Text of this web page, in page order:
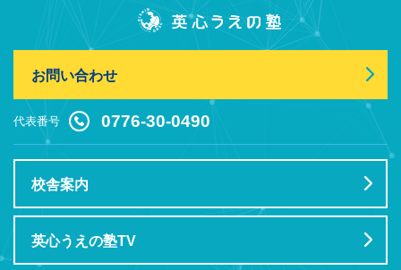
お問い合わせ
代表番号 0776-30-0490
校舎案内
英心うえの塾TV